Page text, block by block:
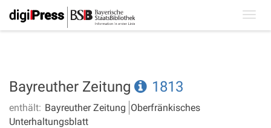
Bayreuther Zeitung 1813
enthält: Bayreuther Zeitung Oberfränkisches
Unterhaltungsblatt